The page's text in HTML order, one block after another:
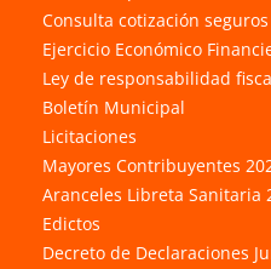
Consulta cotización
Ejercicio Económico
Ley de responsabilidad
Boletín Municipal
Licitaciones
Mayores Contribuyentes
Aranceles Libreta Sanitaria
Edictos
Decreto de Declaraciones